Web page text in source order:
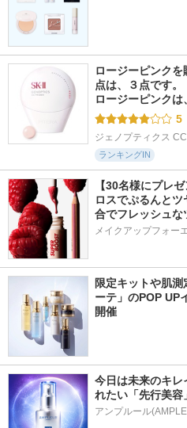
ロージーピンク
点は、３点です。
ロージーピンク
5
ジェノプティクス
ランキングIN
【30名様にプレ
ロスでぷるんと
合でフレッシュな
メイクアップフォー
限定キットや肌
ーテ」のPOP UP
開催
今日は未来のキレ
れたい「先行美容
アンプルール